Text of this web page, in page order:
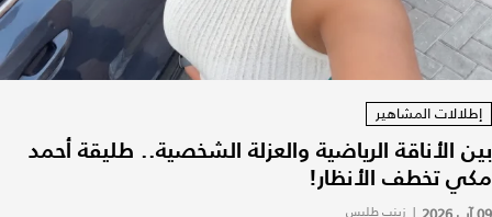
إطلالات المشاهير
بين الأناقة الرياضية والعزلة الشخصية.. طليقة أحمد
مكي تخطف الأنظار!
| زينب طليس